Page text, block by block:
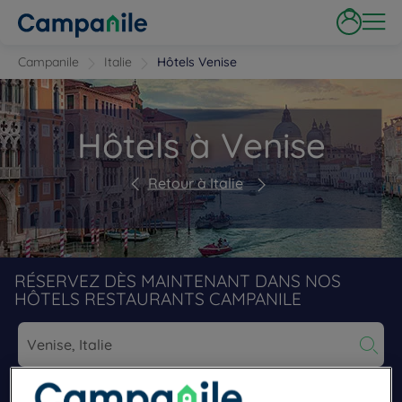
Campanile Italie Hôtels Venise
Hôtels à Venise
Retour à Italie
RÉSERVEZ DÈS MAINTENANT DANS NOS
HÔTELS RESTAURANTS CAMPANILE